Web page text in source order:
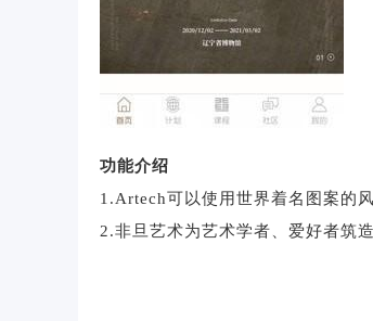
功能介绍
1.Artech可以使用世界着名图案的
2.非旦艺术为艺术学者、爱好者筑